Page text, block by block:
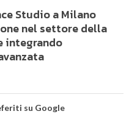
Studio a Milano
nel settore della
integrando
su Google